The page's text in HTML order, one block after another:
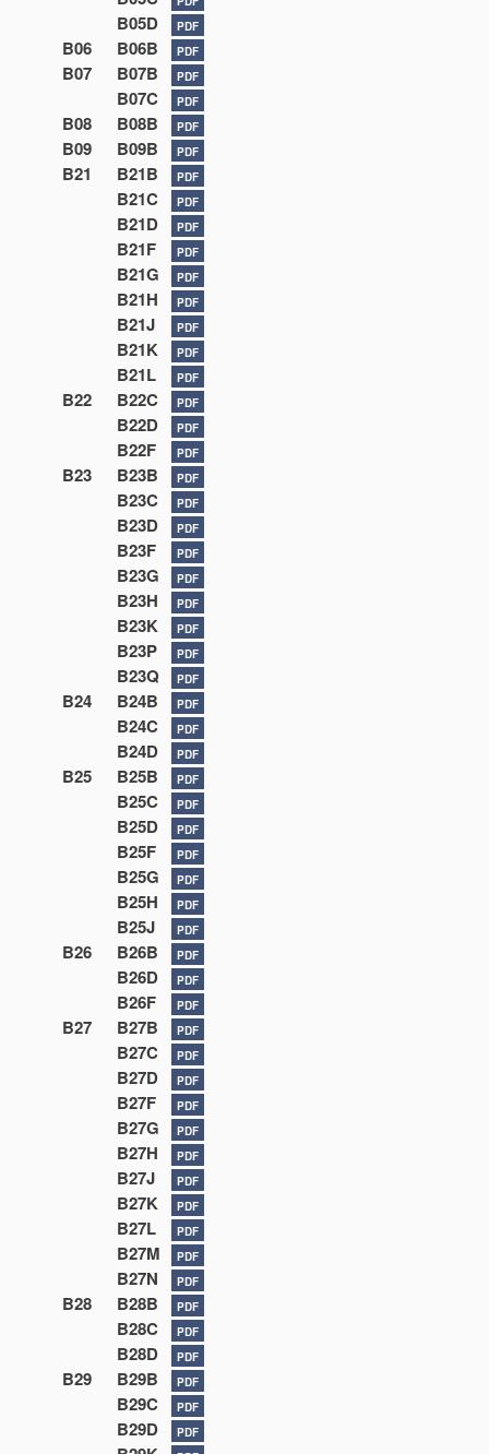
B05D PDF
B06 B06B PDF
B07 B07B PDF
B07C PDF
B08 B08B PDF
B09 B09B PDF
B21 B21B PDF
B21C PDF
B21D PDF
B21F PDF
B21G PDF
B21H PDF
B21J PDF
B21K PDF
B21L PDF
B22 B22C PDF
B22D PDF
B22F PDF
B23 B23B PDF
B23C PDF
B23D PDF
B23F PDF
B23G PDF
B23H PDF
B23K PDF
B23P PDF
B23Q PDF
B24 B24B PDF
B24C PDF
B24D PDF
B25 B25B PDF
B25C PDF
B25D PDF
B25F PDF
B25G PDF
B25H PDF
B25J PDF
B26 B26B PDF
B26D PDF
B26F PDF
B27 B27B PDF
B27C PDF
B27D PDF
B27F PDF
B27G PDF
B27H PDF
B27J PDF
B27K PDF
B27L PDF
B27M PDF
B27N PDF
B28 B28B PDF
B28C PDF
B28D PDF
B29 B29B PDF
B29C PDF
B29D PDF